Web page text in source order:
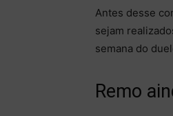
Antes desse
sejam
semana do
Remo